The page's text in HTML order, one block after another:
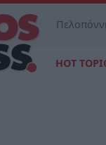
HOT